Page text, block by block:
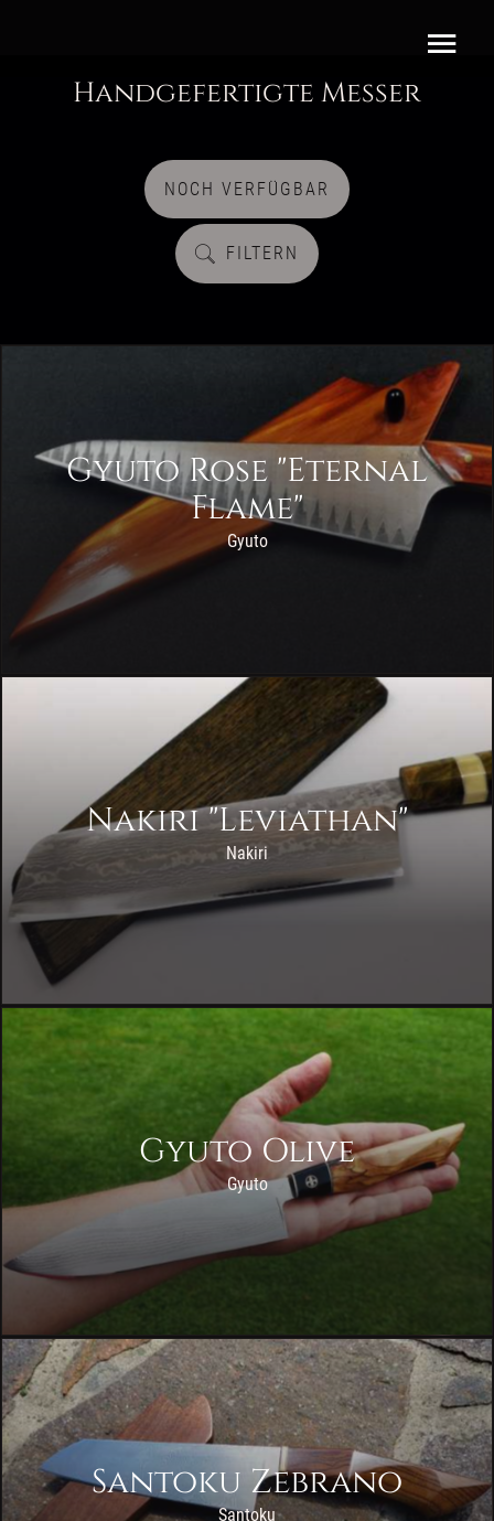
Handgefertigte Messer
NOCH VERFÜGBAR
FILTERN
Gyuto Rose "Eternal
Flame"
Gyuto
Nakiri "Leviathan"
Nakiri
Gyuto Olive
Gyuto
Santoku Zebrano
Santoku